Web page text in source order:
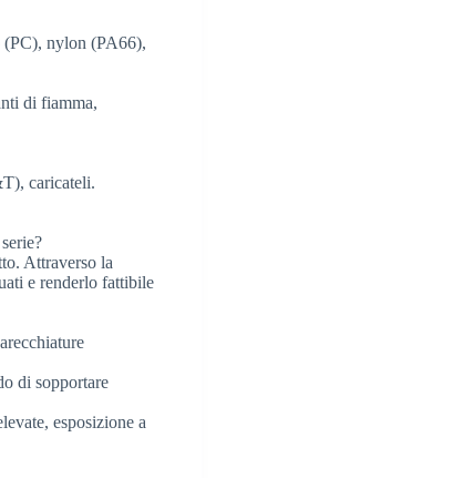
(PC), nylon (PA66),
di fiamma,
caricateli.
Attraverso la
e renderlo fattibile
di sopportare
esposizione a